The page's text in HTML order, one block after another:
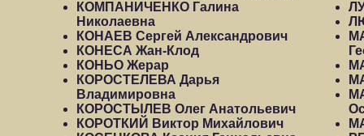
КОМПАНИЧЕНКО Галина
Николаевна
КОНАЕВ Сергей Александрович
КОНЕСА Жан-Клод
КОНЬО Жерар
КОРОСТЕЛЕВА Дарья
Владимировна
КОРОСТЫЛЕВ Олег Анатольевич
КОРОТКИЙ Виктор Михайлович